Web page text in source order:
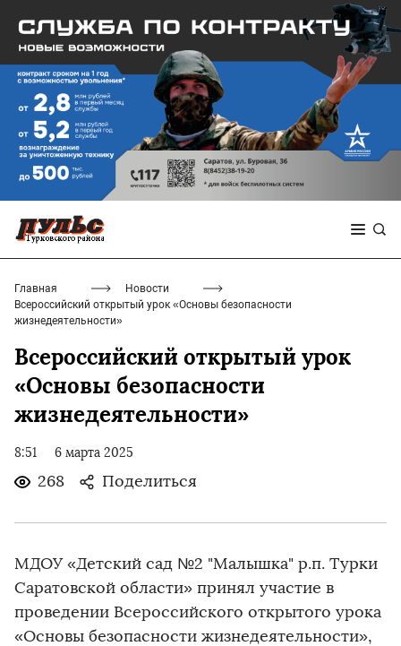
Главная
Новости
Всероссийский открытый урок «Основы безопасности
жизнедеятельности»
Всероссийский открытый урок
«Основы безопасности
жизнедеятельности»
8:51 6 марта 2025
268 Поделиться
МДОУ «Детский сад №2 "Малышка" р.п. Турки
Саратовской области» принял участие в
проведении Всероссийского открытого урока
«Основы безопасности жизнедеятельности»,